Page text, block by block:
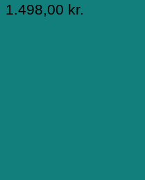
1.498,00 kr.